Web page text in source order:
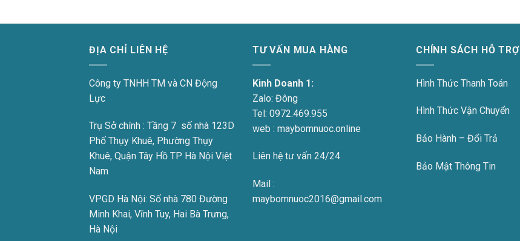
ĐỊA CHỈ LIÊN HỆ
Công ty TNHH TM và CN Động
Lực
Trụ Sở chính : Tầng 7 số nhà 123D
Phố Thụy Khuê, Phường Thụy
Khuê, Quận Tây Hồ TP Hà Nội Việt
Nam
VPGD Hà Nội: Số nhà 780 Đường
Minh Khai, Vĩnh Tuy, Hai Bà Trưng,
Hà Nội
TƯ VẤN MUA HÀNG
Kinh Doanh 1:
Zalo: Đông
Tel: 0972.469.955
web : maybomnuoc.online
Liên hệ tư vấn 24/24
Mail :
maybomnuoc2016@gmail.com
CHÍNH SÁCH HỖ TRỢ
Hình Thức Thanh Toán
Hình Thức Vận Chuyển
Bảo Hành – Đổi Trả
Bảo Mật Thông Tin